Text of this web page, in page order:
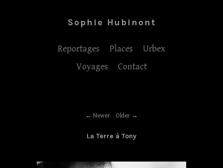
Sophie Hubinont
Reportages Places
Urbex
Voyages
Contact
Newer Older
La Terre à Tony